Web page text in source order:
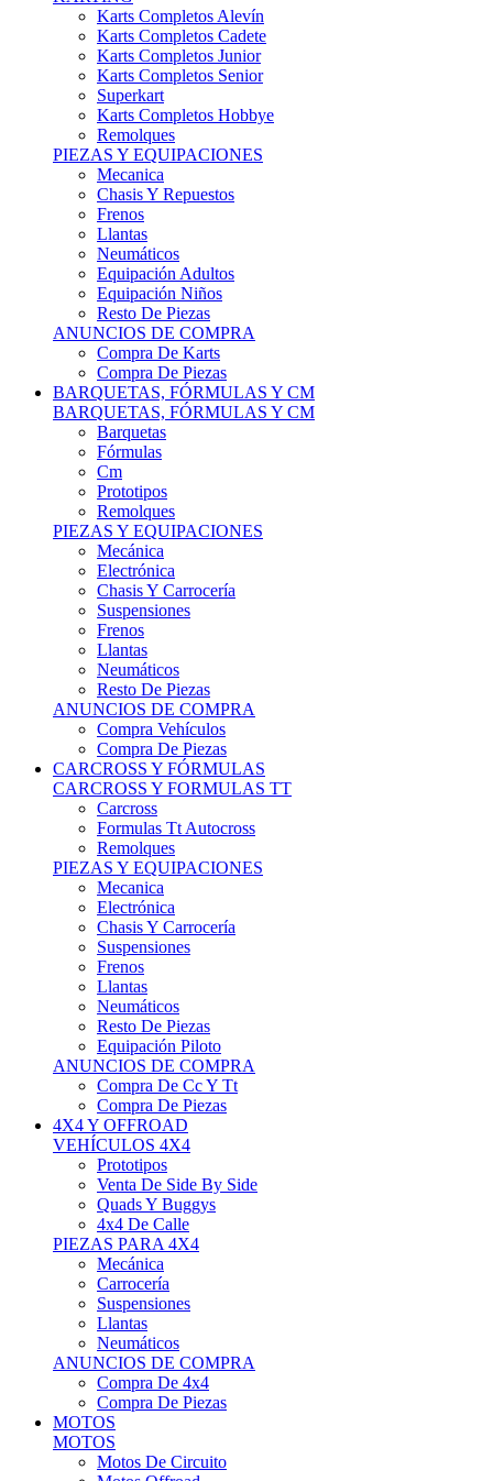
Karts Completos Alevín
Karts Completos Cadete
Karts Completos Junior
Karts Completos Senior
Superkart
Karts Completos Hobbye
Remolques
PIEZAS Y EQUIPACIONES
Mecanica
Chasis Y Repuestos
Frenos
Llantas
Neumáticos
Equipación Adultos
Equipación Niños
Resto De Piezas
ANUNCIOS DE COMPRA
Compra De Karts
Compra De Piezas
BARQUETAS, FÓRMULAS Y CM
BARQUETAS, FÓRMULAS Y CM
Barquetas
Fórmulas
Cm
Prototipos
Remolques
PIEZAS Y EQUIPACIONES
Mecánica
Electrónica
Chasis Y Carrocería
Suspensiones
Frenos
Llantas
Neumáticos
Resto De Piezas
ANUNCIOS DE COMPRA
Compra Vehículos
Compra De Piezas
CARCROSS Y FÓRMULAS
CARCROSS Y FORMULAS TT
Carcross
Formulas Tt Autocross
Remolques
PIEZAS Y EQUIPACIONES
Mecanica
Electrónica
Chasis Y Carrocería
Suspensiones
Frenos
Llantas
Neumáticos
Resto De Piezas
Equipación Piloto
ANUNCIOS DE COMPRA
Compra De Cc Y Tt
Compra De Piezas
4X4 Y OFFROAD
VEHÍCULOS 4X4
Prototipos
Venta De Side By Side
Quads Y Buggys
4x4 De Calle
PIEZAS PARA 4X4
Mecánica
Carrocería
Suspensiones
Llantas
Neumáticos
ANUNCIOS DE COMPRA
Compra De 4x4
Compra De Piezas
MOTOS
MOTOS
Motos De Circuito